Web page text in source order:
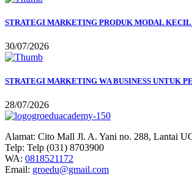
STRATEGI MARKETING PRODUK MODAL
30/07/2026
STRATEGI MARKETING WA BUSINESS UNTUK
28/07/2026
Alamat: Cito Mall Jl. A. Yani no. 288, Lantai
Telp: Telp (031) 8703900
WA: 0818521172
Email: groedu@gmail.com